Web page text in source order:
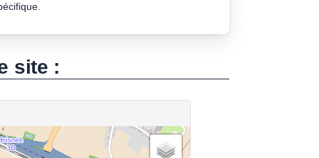
site :